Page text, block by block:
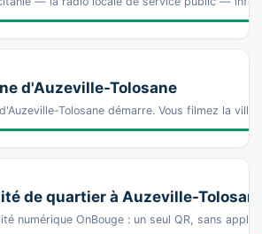
d'Auzeville-Tolosane
Tolosane démarre. Vous filmez la
de quartier à Auzeville-
numérique OnBouge : un seul QR, sans appli